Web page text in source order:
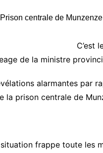
C’est
de la ministre
alarmantes par
la prison centrale de
frappe toute les